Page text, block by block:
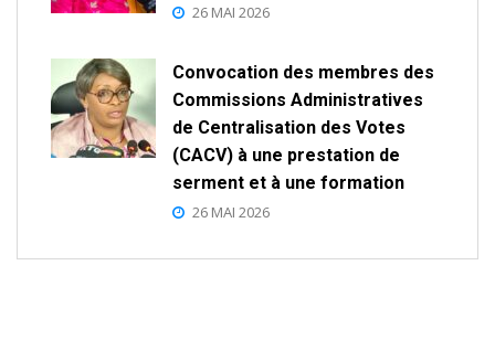
26 MAI 2026
Convocation des membres des
Commissions Administratives
de Centralisation des Votes
(CACV) à une prestation de
serment et à une formation
26 MAI 2026